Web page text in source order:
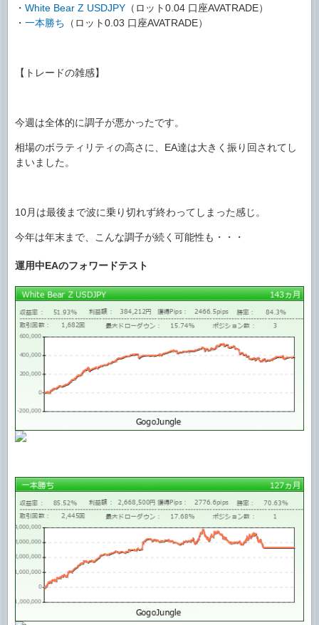
・ White Bear Z USDJPY （ロット0.04 口座AVATRADE）
・ 一本勝ち （ロット0.03 口座AVATRADE）
【トレードの雑感】
今週は全体的に調子が悪かったです。
相場のボラティリティの高さに、EA達は大きく振り回されてし
まいました。
10月は最後まで波に乗り切れず終わってしまった感じ。
今年は年末まで、こんな調子が続く可能性も・・・
運用中EAのフォワードテスト